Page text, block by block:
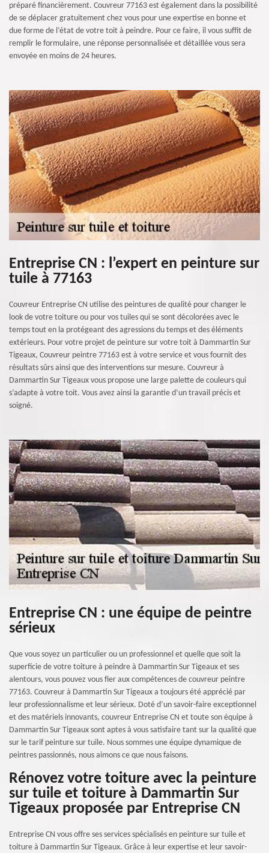
préparé financièrement. Couvreur 77163 est également dans la possibilité
de se déplacer gratuitement chez vous pour une expertise en bonne et
due forme de l’état de votre toit à peindre. Pour ce faire, il vous suffit de
remplir le formulaire, une réponse personnalisée et détaillée vous sera
envoyée en moins de 24 heures.
Entreprise CN : l’expert en peinture sur
tuile à 77163
Couvreur Entreprise CN utilise des peintures de qualité pour changer le
look de votre toiture ou pour vos tuiles qui se sont décolorées avec le
temps tout en la protégeant des agressions du temps et des éléments
extérieurs. Pour votre projet de peinture sur votre toit à Dammartin Sur
Tigeaux, Couvreur peintre 77163 est à votre service et vous fournit des
résultats sûrs ainsi que des interventions sur mesure. Couvreur à
Dammartin Sur Tigeaux vous propose une large palette de couleurs qui
s’adapte à votre toit. Vous avez ainsi la garantie d’un travail précis et
soigné.
Entreprise CN : une équipe de peintre
sérieux
Que vous soyez un particulier ou un professionnel et quelle que soit la
superficie de votre toiture à peindre à Dammartin Sur Tigeaux et ses
alentours, vous pouvez vous fier aux compétences de couvreur peintre
77163. Couvreur à Dammartin Sur Tigeaux a toujours été apprécié par
leur professionnalisme et leur sérieux. Doté d’un savoir-faire exceptionnel
et des matériels innovants, couvreur Entreprise CN et toute son équipe à
Dammartin Sur Tigeaux sont aptes à vous satisfaire tant sur la qualité que
sur le tarif peinture sur tuile. Nous sommes une équipe dynamique de
peintres passionnés, nous aimons ce que nous faisons.
Rénovez votre toiture avec la peinture
sur tuile et toiture à Dammartin Sur
Tigeaux proposée par Entreprise CN
Entreprise CN vous offre ses services spécialisés en peinture sur tuile et
toiture à Dammartin Sur Tigeaux. Grâce à leur expertise et leur savoir-